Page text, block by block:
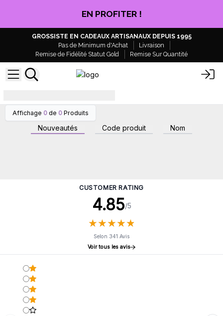
EN PROFITER !
GROSSISTE EN CADEAUX ARTISANAUX DEPUIS 1995
Pas de Minimum d'Achat
Livraison
Remise de Fidélité Statut Gold
Remise Sur Quantité
Affichage 0 de 0 Produits
Nouveautés Code produit Nom
CUSTOMER RATING
4.85/5
★★★★★
★★★★★
Selon 341 Avis
Voir tous les avis